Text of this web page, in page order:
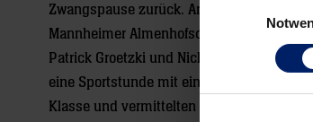
Zwangspause zurück. An der
Mannheimer Almenhofschule leiteten
Patrick Groetzki und Niclas Kirkelokke
eine Sportstunde mit einer vierten
Klasse und vermittelten den Kids dabei